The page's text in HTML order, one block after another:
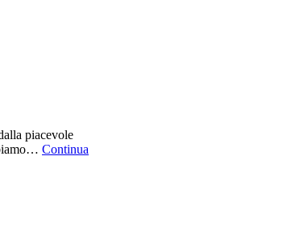
piacevole
Continua